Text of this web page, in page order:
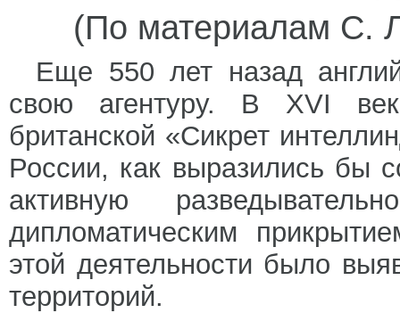
(По материалам С.
Еще 550 лет назад
свою агентуру. В XVI
британской «Сикрет
России, как выразились бы
активную
дипломатическим
этой деятельности было
территорий.